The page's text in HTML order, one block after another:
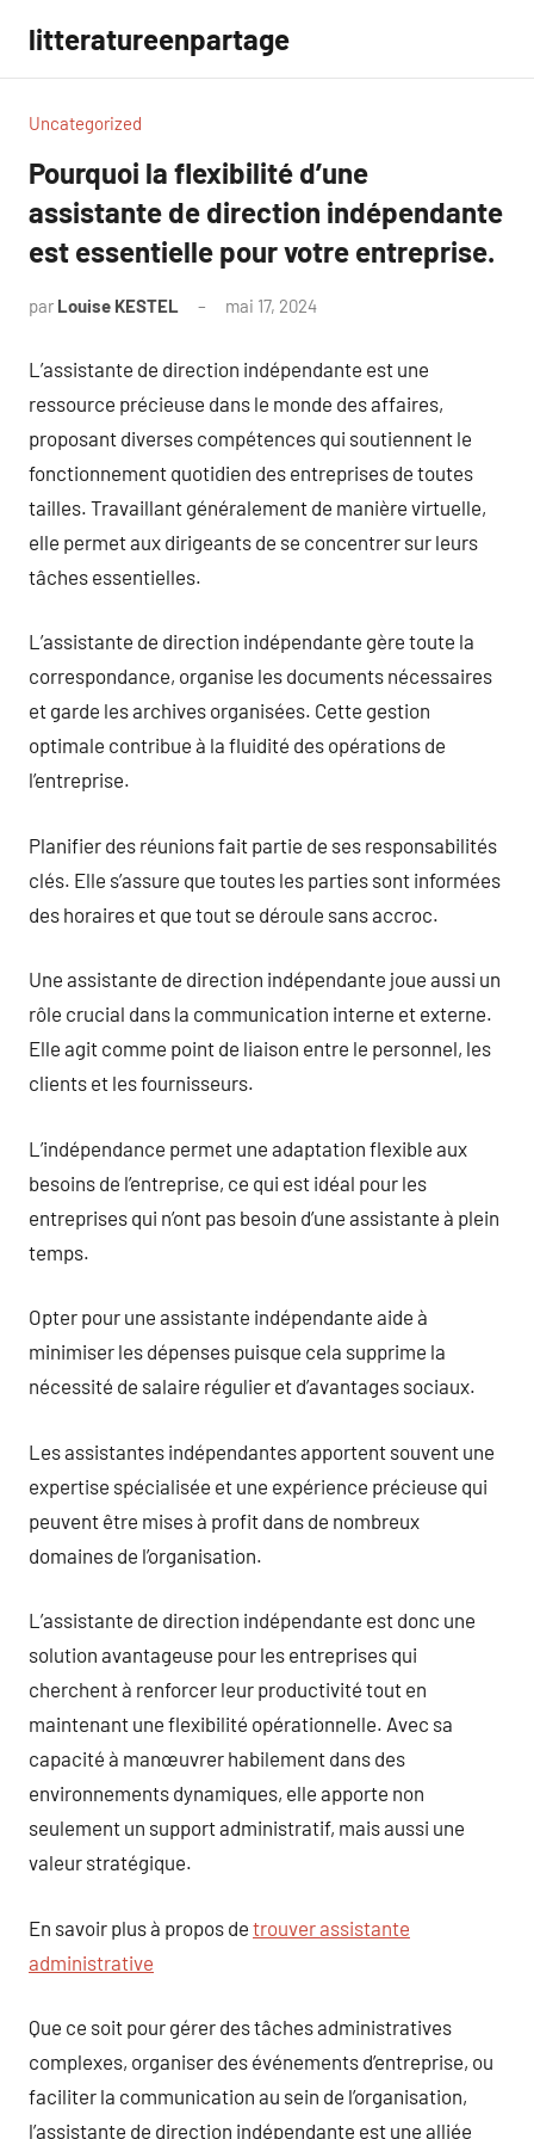
contenu
litteratureenpartage
Uncategorized
Pourquoi la flexibilité d’une
assistante de direction indépendante
est essentielle pour votre entreprise.
par Louise KESTEL mai 17, 2024
L’assistante de direction indépendante est une
ressource précieuse dans le monde des affaires,
proposant diverses compétences qui soutiennent le
fonctionnement quotidien des entreprises de toutes
tailles. Travaillant généralement de manière virtuelle,
elle permet aux dirigeants de se concentrer sur leurs
tâches essentielles.
L’assistante de direction indépendante gère toute la
correspondance, organise les documents nécessaires
et garde les archives organisées. Cette gestion
optimale contribue à la fluidité des opérations de
l’entreprise.
Planifier des réunions fait partie de ses responsabilités
clés. Elle s’assure que toutes les parties sont informées
des horaires et que tout se déroule sans accroc.
Une assistante de direction indépendante joue aussi un
rôle crucial dans la communication interne et externe.
Elle agit comme point de liaison entre le personnel, les
clients et les fournisseurs.
L’indépendance permet une adaptation flexible aux
besoins de l’entreprise, ce qui est idéal pour les
entreprises qui n’ont pas besoin d’une assistante à plein
temps.
Opter pour une assistante indépendante aide à
minimiser les dépenses puisque cela supprime la
nécessité de salaire régulier et d’avantages sociaux.
Les assistantes indépendantes apportent souvent une
expertise spécialisée et une expérience précieuse qui
peuvent être mises à profit dans de nombreux
domaines de l’organisation.
L’assistante de direction indépendante est donc une
solution avantageuse pour les entreprises qui
cherchent à renforcer leur productivité tout en
maintenant une flexibilité opérationnelle. Avec sa
capacité à manœuvrer habilement dans des
environnements dynamiques, elle apporte non
seulement un support administratif, mais aussi une
valeur stratégique.
En savoir plus à propos de trouver assistante
administrative
Que ce soit pour gérer des tâches administratives
complexes, organiser des événements d’entreprise, ou
faciliter la communication au sein de l’organisation,
l’assistante de direction indépendante est une alliée